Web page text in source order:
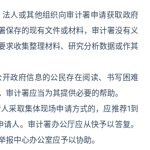
人或其他组织向审计署申请获取政府
保存的现有文件或材料，审计署没有义
求收集整理材料、研究分析数据或作其
政府信息的公民存在阅读、书写困难
审计署应当为其提供必要的帮助。
采取集体现场申请方式的，应推荐1到
人。审计署办公厅应从快予以答复。
报中心办公室应予以协助。